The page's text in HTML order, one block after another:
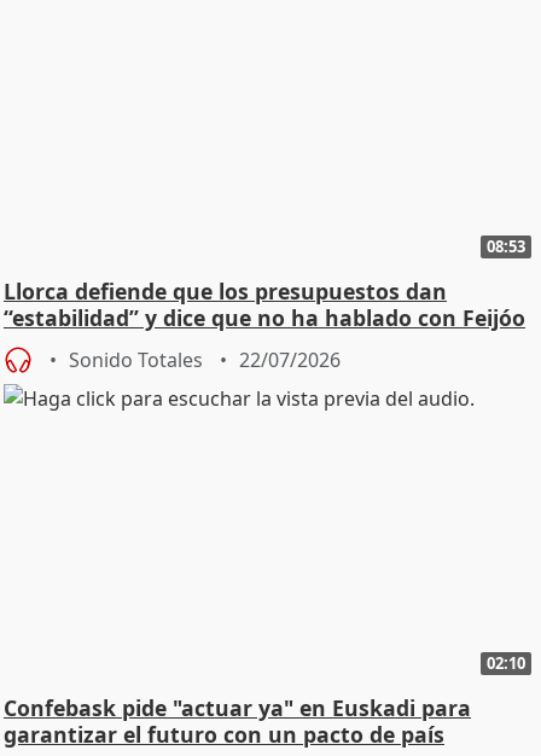
08:53
Llorca defiende que los presupuestos dan
“estabilidad” y dice que no ha hablado con Feijóo
Sonido Totales 22/07/2026
02:10
Confebask pide "actuar ya" en Euskadi para
garantizar el futuro con un pacto de país